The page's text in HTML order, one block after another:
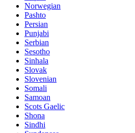
Norwegian
Pashto
Persian
Punjabi
Serbian
Sesotho
Sinhala
Slovak
Slovenian
Somali
Samoan
Scots Gaelic
Shona
Sindhi